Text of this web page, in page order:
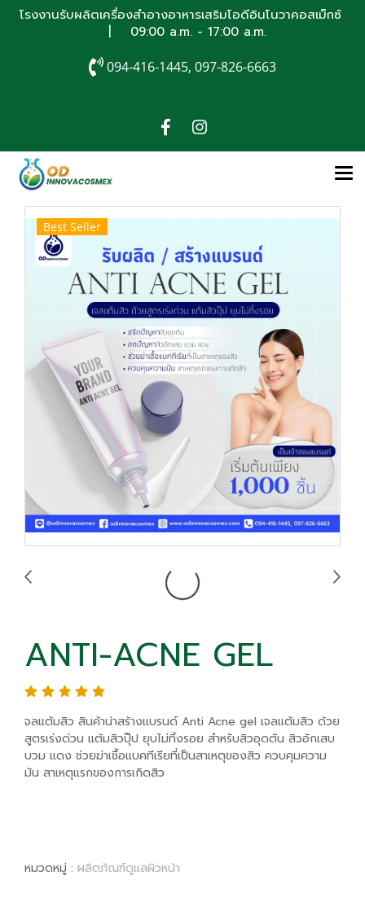
โรงงานรับผลิตเครื่องสำอางอาหารเสริมโอดีอินโนวาคอสเม็กซ์
| 09:00 a.m. - 17:00 a.m.
094-416-1445, 097-826-6663
Best Seller
ANTI-ACNE GEL
จลแต้มสิว สินค้าน่าสร้างแบรนด์ Anti Acne gel เจลแต้มสิว ด้วย
สูตรเร่งด่วน แต้มสิวปุ๊ป ยุบไม่ทิ้งรอย สำหรับสิวอุดตัน สิวอักเสบ
บวม แดง ช่วยฆ่าเชื้อแบคทีเรียที่เป็นสาเหตุของสิว ควบคุมความ
มัน สาเหตุแรกของการเกิดสิว
หมวดหมู่ : ผลิตภัณฑ์ดูแลผิวหน้า